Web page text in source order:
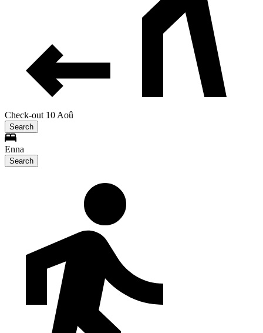
Check-out 10 Aoû
Search
Enna
Search